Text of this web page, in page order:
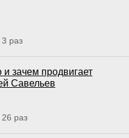
3 раз
зачем продвигает
Савельев
26 раз